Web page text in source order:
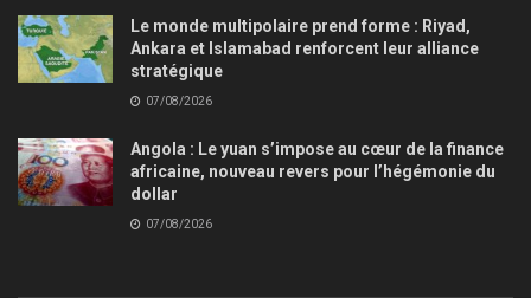
Le monde multipolaire prend forme : Riyad,
Ankara et Islamabad renforcent leur alliance
stratégique
07/08/2026
Angola : Le yuan s’impose au cœur de la finance
africaine, nouveau revers pour l’hégémonie du
dollar
07/08/2026